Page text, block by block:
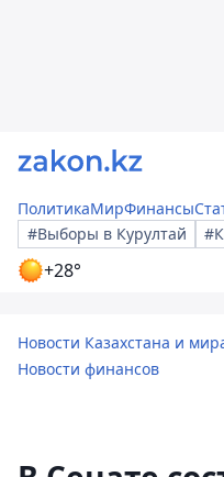
ПолитикаМирФинансы
#Выборы в Курултай
+28°
Новости Казахстана и
Новости финансов